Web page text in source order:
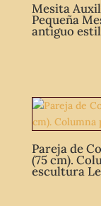
Mesita
Pequeña
antiguo
Pareja de
(75 cm).
escultura